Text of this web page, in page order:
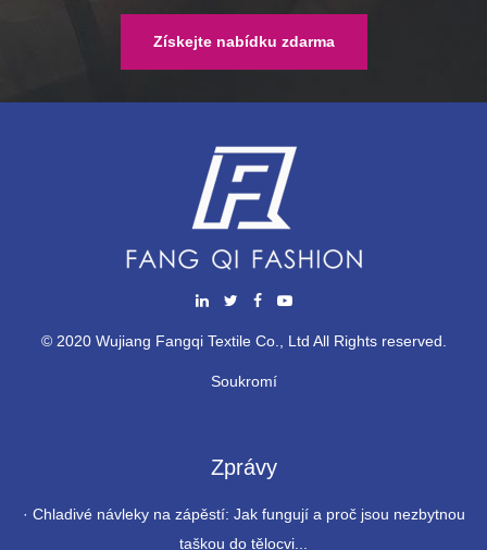
Získejte nabídku zdarma
© 2020 Wujiang Fangqi Textile Co., Ltd All Rights reserved.
Soukromí
Zprávy
· Chladivé návleky na zápěstí: Jak fungují a proč jsou nezbytnou
taškou do tělocvi...